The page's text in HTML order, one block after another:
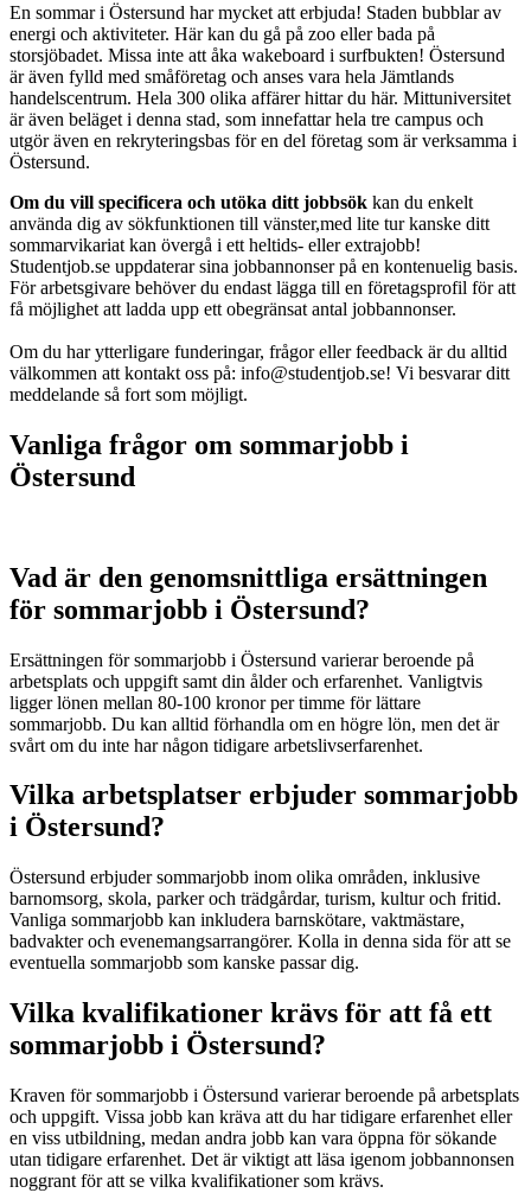
En sommar i Östersund har mycket att erbjuda! Staden bubblar av
energi och aktiviteter. Här kan du gå på zoo eller bada på
storsjöbadet. Missa inte att åka wakeboard i surfbukten! Östersund
är även fylld med småföretag och anses vara hela Jämtlands
handelscentrum. Hela 300 olika affärer hittar du här. Mittuniversitet
är även beläget i denna stad, som innefattar hela tre campus och
utgör även en rekryteringsbas för en del företag som är verksamma i
Östersund.
Om du vill specificera och utöka ditt jobbsök kan du enkelt
använda dig av sökfunktionen till vänster,med lite tur kanske ditt
sommarvikariat kan övergå i ett heltids- eller extrajobb!
Studentjob.se uppdaterar sina jobbannonser på en kontenuelig basis.
För arbetsgivare behöver du endast lägga till en företagsprofil för att
få möjlighet att ladda upp ett obegränsat antal jobbannonser.
Om du har ytterligare funderingar, frågor eller feedback är du alltid
välkommen att kontakt oss på: info@studentjob.se! Vi besvarar ditt
meddelande så fort som möjligt.
Vanliga frågor om sommarjobb i
Östersund
Vad är den genomsnittliga ersättningen
för sommarjobb i Östersund?
Ersättningen för sommarjobb i Östersund varierar beroende på
arbetsplats och uppgift samt din ålder och erfarenhet. Vanligtvis
ligger lönen mellan 80-100 kronor per timme för lättare
sommarjobb. Du kan alltid förhandla om en högre lön, men det är
svårt om du inte har någon tidigare arbetslivserfarenhet.
Vilka arbetsplatser erbjuder sommarjobb
i Östersund?
Östersund erbjuder sommarjobb inom olika områden, inklusive
barnomsorg, skola, parker och trädgårdar, turism, kultur och fritid.
Vanliga sommarjobb kan inkludera barnskötare, vaktmästare,
badvakter och evenemangsarrangörer. Kolla in denna sida för att se
eventuella sommarjobb som kanske passar dig.
Vilka kvalifikationer krävs för att få ett
sommarjobb i Östersund?
Kraven för sommarjobb i Östersund varierar beroende på arbetsplats
och uppgift. Vissa jobb kan kräva att du har tidigare erfarenhet eller
en viss utbildning, medan andra jobb kan vara öppna för sökande
utan tidigare erfarenhet. Det är viktigt att läsa igenom jobbannonsen
noggrant för att se vilka kvalifikationer som krävs.